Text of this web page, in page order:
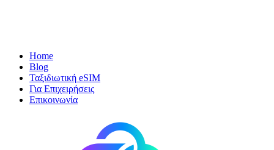
Home
Blog
Ταξιδιωτική eSIM
Για Επιχειρήσεις
Επικοινωνία